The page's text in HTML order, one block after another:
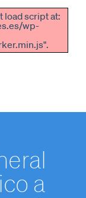
load script at:
wp-
a